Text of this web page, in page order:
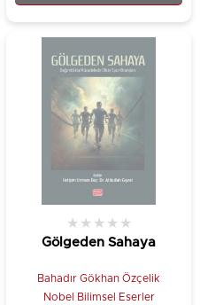
Gölgeden Sahaya
★ ★ ★ ★ ★
Bahadır Gökhan Özçelik
Nobel Bilimsel Eserler